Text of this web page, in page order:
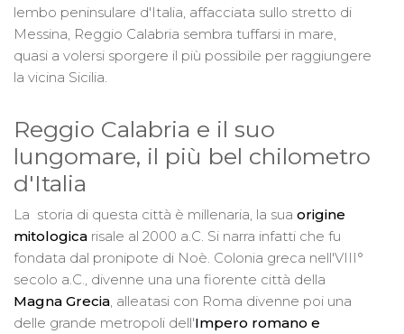
lembo peninsulare d'Italia, affacciata sullo stretto di
Messina, Reggio Calabria sembra tuffarsi in mare,
quasi a volersi sporgere il più possibile per raggiungere
la vicina Sicilia.
Reggio Calabria e il suo
lungomare, il più bel chilometro
d'Italia
La storia di questa città è millenaria, la sua origine
mitologica risale al 2000 a.C. Si narra infatti che fu
fondata dal pronipote di Noè. Colonia greca nell'VIII°
secolo a.C., divenne una una fiorente città della
Magna Grecia , alleatasi con Roma divenne poi una
delle grande metropoli dell'Impero romano e